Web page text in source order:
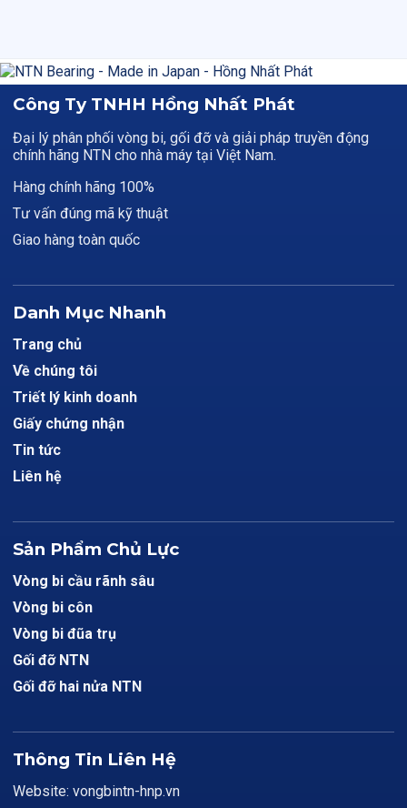
Công Ty TNHH Hồng Nhất Phát
Đại lý phân phối vòng bi, gối đỡ và giải pháp truyền động
chính hãng NTN cho nhà máy tại Việt Nam.
Hàng chính hãng 100%
Tư vấn đúng mã kỹ thuật
Giao hàng toàn quốc
Danh Mục Nhanh
Trang chủ
Về chúng tôi
Triết lý kinh doanh
Giấy chứng nhận
Tin tức
Liên hệ
Sản Phẩm Chủ Lực
Vòng bi cầu rãnh sâu
Vòng bi côn
Vòng bi đũa trụ
Gối đỡ NTN
Gối đỡ hai nửa NTN
Thông Tin Liên Hệ
Website: vongbintn-hnp.vn